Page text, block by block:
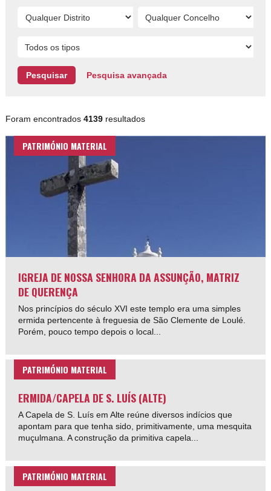
Pesquisa avançada
Foram encontrados4139 resultados
PATRIMÓNIO MATERIAL
IGREJA DE NOSSA SENHORA DA ASSUNÇÃO, MATRIZ
DE QUERENÇA
Nos princípios do século XVI este templo era uma simples
ermida pertencente à freguesia de São Clemente de Loulé.
Porém, pouco tempo depois o local...
PATRIMÓNIO MATERIAL
ERMIDA/CAPELA DE S. LUÍS (ALTE)
A Capela de S. Luís em Alte reúne diversos indícios que
apontam para que tenha sido, primitivamente, uma mesquita
muçulmana. A construção da primitiva capela...
PATRIMÓNIO MATERIAL